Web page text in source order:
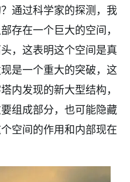
通过科学家的探测，我
存在一个巨大的空间，
，这表明这个空间是真
是一个重大的突破，这
内发现的新大型结构，
组成部分，也可能隐藏
空间的作用和内部现在